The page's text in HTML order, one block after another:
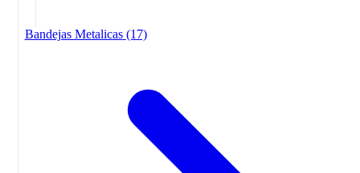
Bandejas Metalicas (17)